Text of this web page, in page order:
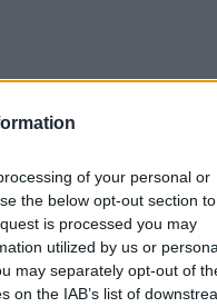
of your personal or
the below opt-out section to
is processed you may
utilized by us or
may separately opt-out of
on the IAB’s list of
Terra, della